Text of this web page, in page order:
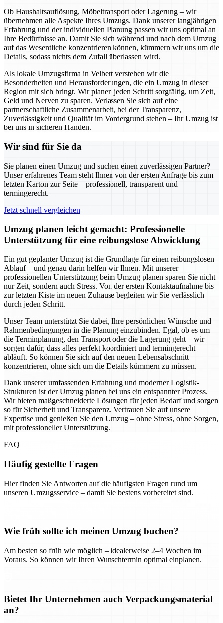
Ob Haushaltsauflösung, Möbeltransport oder Lagerung – wir
übernehmen alle Aspekte Ihres Umzugs. Dank unserer langjährigen
Erfahrung und der individuellen Planung passen wir uns optimal an
Ihre Bedürfnisse an. Damit Sie sich während und nach dem Umzug
auf das Wesentliche konzentrieren können, kümmern wir uns um die
Details, sodass nichts dem Zufall überlassen wird.
Als lokale Umzugsfirma in Velbert verstehen wir die
Besonderheiten und Herausforderungen, die ein Umzug in dieser
Region mit sich bringt. Wir planen jeden Schritt sorgfältig, um Zeit,
Geld und Nerven zu sparen. Verlassen Sie sich auf eine
partnerschaftliche Zusammenarbeit, bei der Transparenz,
Zuverlässigkeit und Qualität im Vordergrund stehen – Ihr Umzug ist
bei uns in sicheren Händen.
Wir sind für Sie da
Sie planen einen Umzug und suchen einen zuverlässigen Partner?
Unser erfahrenes Team steht Ihnen von der ersten Anfrage bis zum
letzten Karton zur Seite – professionell, transparent und
termingerecht.
Jetzt schnell vergleichen
Umzug planen leicht gemacht: Professionelle
Unterstützung für eine reibungslose Abwicklung
Ein gut geplanter Umzug ist die Grundlage für einen reibungslosen
Ablauf – und genau darin helfen wir Ihnen. Mit unserer
professionellen Unterstützung beim Umzug planen sparen Sie nicht
nur Zeit, sondern auch Stress. Von der ersten Kontaktaufnahme bis
zur letzten Kiste im neuen Zuhause begleiten wir Sie verlässlich
durch jeden Schritt.
Unser Team unterstützt Sie dabei, Ihre persönlichen Wünsche und
Rahmenbedingungen in die Planung einzubinden. Egal, ob es um
die Terminplanung, den Transport oder die Lagerung geht – wir
sorgen dafür, dass alles perfekt koordiniert und termingerecht
abläuft. So können Sie sich auf den neuen Lebensabschnitt
konzentrieren, ohne sich um die Details kümmern zu müssen.
Dank unserer umfassenden Erfahrung und moderner Logistik-
Strukturen ist der Umzug planen bei uns ein entspannter Prozess.
Wir bieten maßgeschneiderte Lösungen für jeden Bedarf und sorgen
so für Sicherheit und Transparenz. Vertrauen Sie auf unsere
Expertise und genießen Sie den Umzug – ohne Stress, ohne Sorgen,
mit professioneller Unterstützung.
FAQ
Häufig gestellte Fragen
Hier finden Sie Antworten auf die häufigsten Fragen rund um
unseren Umzugsservice – damit Sie bestens vorbereitet sind.
Wie früh sollte ich meinen Umzug buchen?
Am besten so früh wie möglich – idealerweise 2–4 Wochen im
Voraus. So können wir Ihren Wunschtermin optimal einplanen.
Bietet Ihr Unternehmen auch Verpackungsmaterial
an?